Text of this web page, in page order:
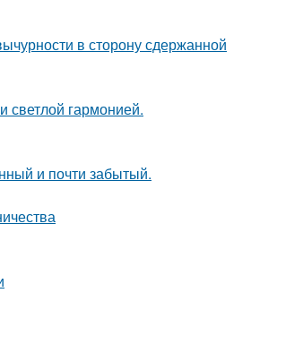
в сторону сдержанной
светлой гармонией.
и почти забытый.